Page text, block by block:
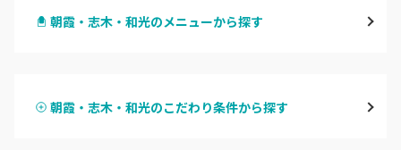
与野
朝霞・志木・和光のメニューから探す
ハンドスカルプ
朝霞・志木・和光のこだわり条件から探す